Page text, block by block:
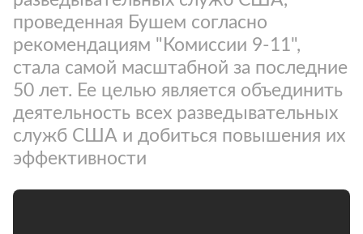
проведенная Бушем согласно
рекомендациям "Комиссии 9-11",
стала самой масштабной за последние
50 лет. Ее целью является объединить
деятельность всех разведывательных
служб США и добиться повышения их
эффективности